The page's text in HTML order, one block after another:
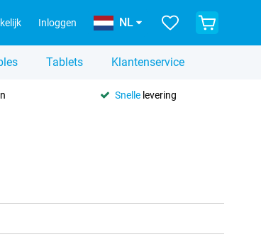
Inloggen NL
Tablets Klantenservice
Snellelevering